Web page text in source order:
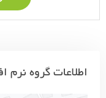
اطلاعات گروه نرم